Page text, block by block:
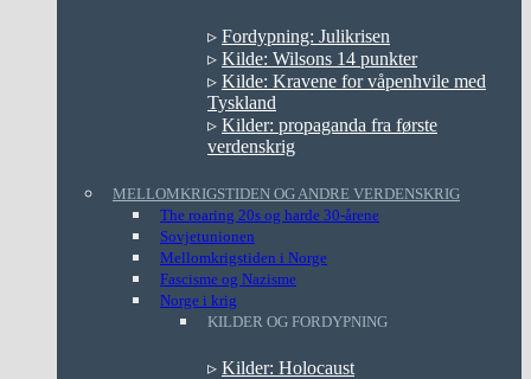
▹ Fordypning: Julikrisen
▹ Kilde: Wilsons 14 punkter
▹ Kilde: Kravene for våpenhvile med
Tyskland
▹ Kilder: propaganda fra første
verdenskrig
MELLOMKRIGSTIDEN OG ANDRE VERDENSKRIG
The roaring 20s og harde 30-årene
Sovjetunionen
Mellomkrigstiden i Norge
Fascisme og Nazisme
Norge i krig
KILDER OG FORDYPNING
▹ Kilder: Holocaust